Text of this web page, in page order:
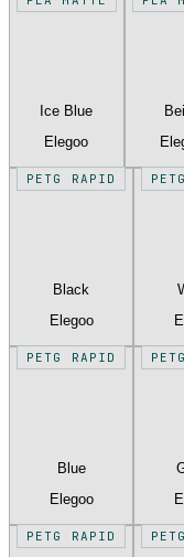
Ice Blue
Elegoo
PETG RAPID
Black
Elegoo
PETG RAPID
Blue
Elegoo
PETG RAPID